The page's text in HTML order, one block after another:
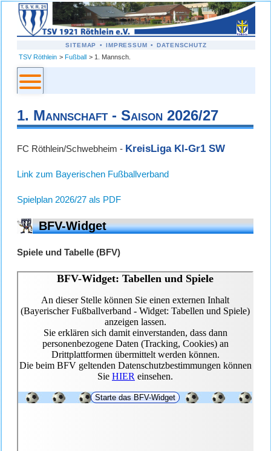
NAVIGATION
ÜBERSPRINGEN
SITEMAP IMPRESSUM DATENSCHUTZ
TSV Röthlein Fußball 1. Mannsch.
1. Mannschaft - Saison 2026/27
FC Röthlein/Schwebheim - KreisLiga Kl-Gr1 SW
Link zum Bayerischen Fußballverband
Spielplan 2026/27 als PDF
BFV-Widget
Spiele und Tabelle (BFV)